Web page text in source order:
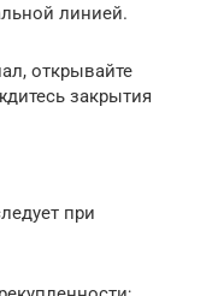
линией.
открывайте
закрытия
при